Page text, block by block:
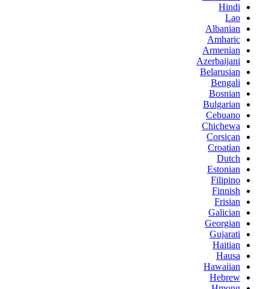
Hindi
Lao
Albanian
Amharic
Armenian
Azerbaijani
Belarusian
Bengali
Bosnian
Bulgarian
Cebuano
Chichewa
Corsican
Croatian
Dutch
Estonian
Filipino
Finnish
Frisian
Galician
Georgian
Gujarati
Haitian
Hausa
Hawaiian
Hebrew